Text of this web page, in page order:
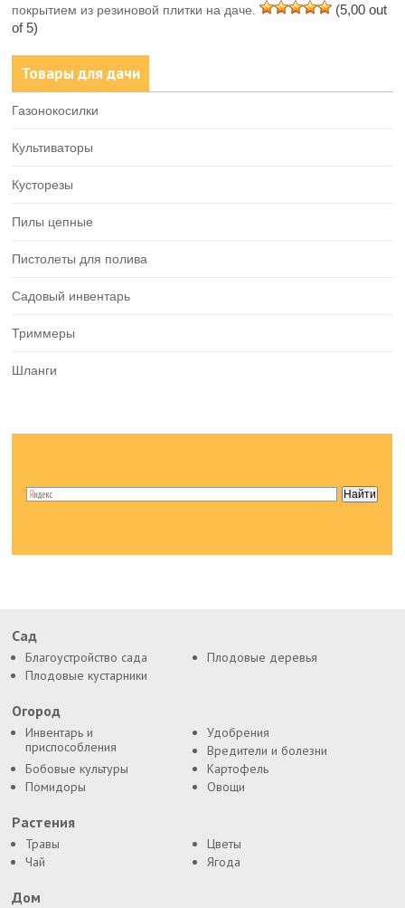
покрытием из резиновой плитки на даче.
(5,00 out
of 5)
Товары для дачи
Газонокосилки
Культиваторы
Кусторезы
Пилы цепные
Пистолеты для полива
Садовый инвентарь
Триммеры
Шланги
Сад
Благоустройство сада
Плодовые деревья
Плодовые кустарники
Огород
Инвентарь и
приспособления
Удобрения
Вредители и болезни
Бобовые культуры
Картофель
Помидоры
Овощи
Растения
Травы
Цветы
Чай
Ягода
Дом